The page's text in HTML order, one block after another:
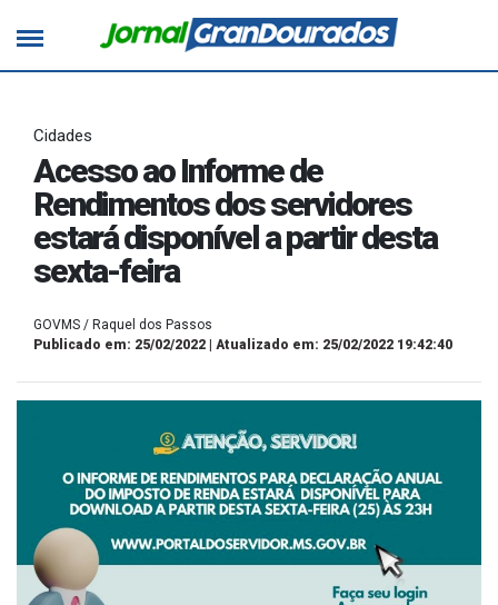
Cidades
Acesso ao Informe de
Rendimentos dos servidores
estará disponível a partir desta
sexta-feira
GOVMS / Raquel dos Passos
Publicado em: 25/02/2022 | Atualizado em: 25/02/2022 19:42:40